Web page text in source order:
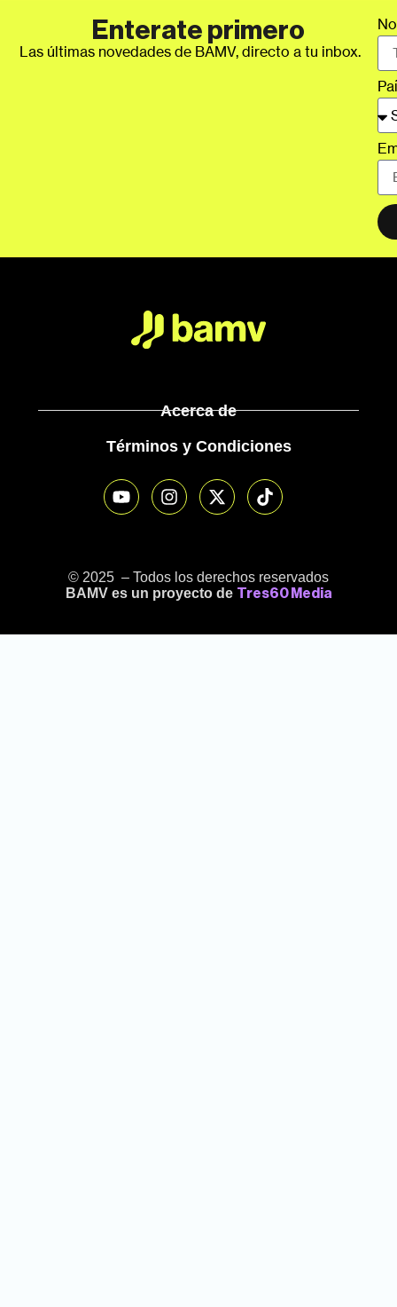
Enterate primero
Las últimas novedades de BAMV, directo a tu inbox.
Acerca de
Términos y Condiciones
© 2025 – Todos los derechos reservados
BAMV es un proyecto de Tres60 Media